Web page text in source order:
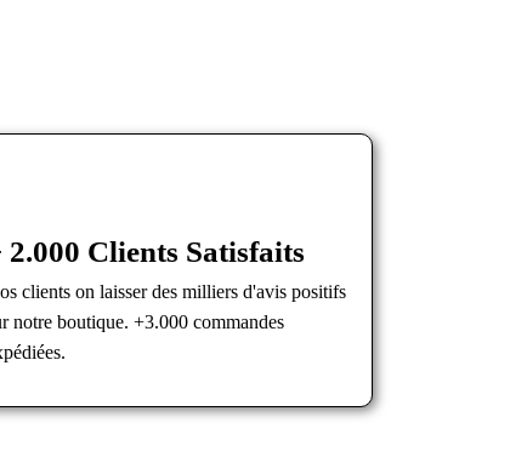
2.000 Clients Satisfaits
clients on laisser des milliers d'avis positifs
notre boutique. +3.000 commandes